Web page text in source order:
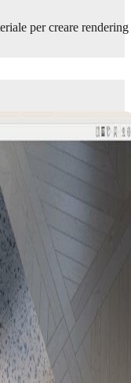
per creare rendering